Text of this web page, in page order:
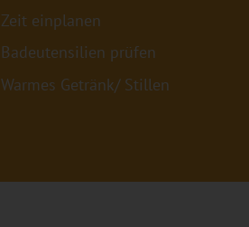
Zeit einplanen
Badeutensilien prüfen
Warmes Getränk/ Stillen